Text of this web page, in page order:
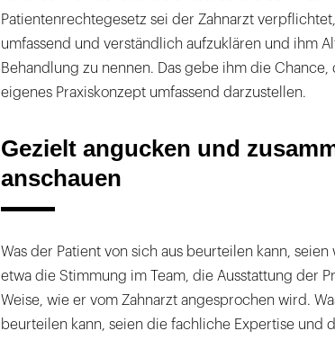
Patientenrechtegesetz sei der Zahnarzt
umfassend und verständlich aufzuklären und ihm
Behandlung zu nennen. Das gebe ihm die Chance,
eigenes Praxiskonzept umfassend darzustellen.
Gezielt angucken und
anschauen
Was der Patient von sich aus beurteilen kann,
etwa die Stimmung im Team, die Ausstattung der
Weise, wie er vom Zahnarzt angesprochen wird.
beurteilen kann, seien die fachliche Expertise und